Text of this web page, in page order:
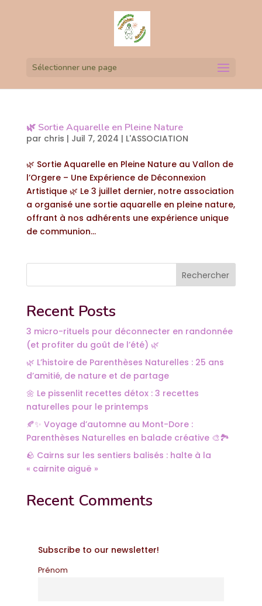
Sélectionner une page
🌿 Sortie Aquarelle en Pleine Nature
par chris | Juil 7, 2024 | L'ASSOCIATION
🌿 Sortie Aquarelle en Pleine Nature au Vallon de
l’Orgere – Une Expérience de Déconnexion
Artistique 🌿 Le 3 juillet dernier, notre association
a organisé une sortie aquarelle en pleine nature,
offrant à nos adhérents une expérience unique
de communion...
Rechercher
Recent Posts
3 micro-rituels pour déconnecter en randonnée
(et profiter du goût de l’été) 🌿
🌿 L’histoire de Parenthèses Naturelles : 25 ans
d’amitié, de nature et de partage
🌼 Le pissenlit recettes détox : 3 recettes
naturelles pour le printemps
🍂✨ Voyage d’automne au Mont-Dore :
Parenthèses Naturelles en balade créative 🎨🏞️
🪨 Cairns sur les sentiers balisés : halte à la
« cairnite aiguë »
Recent Comments
Subscribe to our newsletter!
Prénom